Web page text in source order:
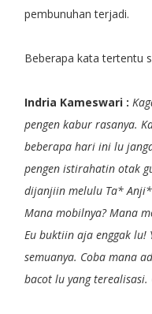
pembunuhan terjadi.
Beberapa kata tertentu
Indria Kameswari :
pengen kabur rasanya.
beberapa hari ini lu
pengen istirahatin otak
dijanjiin melulu Ta*
Mana mobilnya? Mana
Eu buktiin aja enggak
semuanya. Coba mana
bacot lu yang